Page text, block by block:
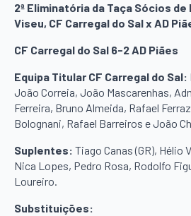
2ª Eliminatória da Taça Sócios de
Viseu, CF Carregal do Sal x AD
CF Carregal do Sal 6-2 AD Piães
Equipa Titular CF Carregal do Sal:
João Correia, João Mascarenhas,
Ferreira, Bruno Almeida, Rafael
Bolognani, Rafael Barreiros e João
Suplentes: Tiago Canas (GR), Hélio
Nica Lopes, Pedro Rosa, Rodolfo
Loureiro.
Substituições: